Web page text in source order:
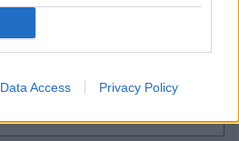
Data Access Privacy Policy